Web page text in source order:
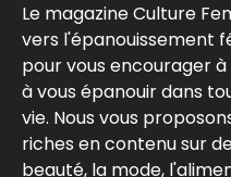
Le magazine Culture
vers l'épanouissement
pour vous encourager
à vous épanouir dans
vie. Nous vous
riches en contenu sur
beauté, la mode,